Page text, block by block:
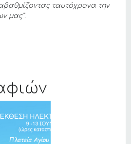
ταυτόχρονα την
μας”.